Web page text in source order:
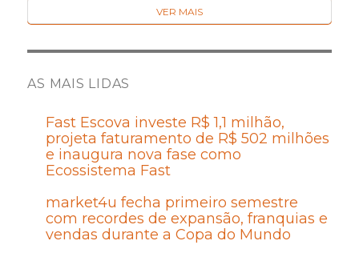
VER MAIS
AS MAIS LIDAS
Fast Escova investe R$ 1,1 milhão,
projeta faturamento de R$ 502 milhões
e inaugura nova fase como
Ecossistema Fast
market4u fecha primeiro semestre
com recordes de expansão, franquias e
vendas durante a Copa do Mundo